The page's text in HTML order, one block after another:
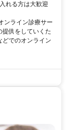
れる方は大歓迎
ンライン診療サー
提供をしていくた
どでのオンライン